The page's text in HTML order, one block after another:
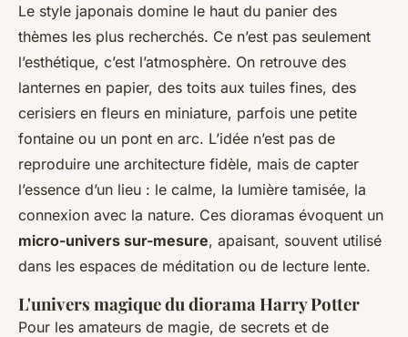
Le style japonais domine le haut du panier des
thèmes les plus recherchés. Ce n’est pas seulement
l’esthétique, c’est l’atmosphère. On retrouve des
lanternes en papier, des toits aux tuiles fines, des
cerisiers en fleurs en miniature, parfois une petite
fontaine ou un pont en arc. L’idée n’est pas de
reproduire une architecture fidèle, mais de capter
l’essence d’un lieu : le calme, la lumière tamisée, la
connexion avec la nature. Ces dioramas évoquent un
micro-univers sur-mesure, apaisant, souvent utilisé
dans les espaces de méditation ou de lecture lente.
L'univers magique du diorama Harry Potter
Pour les amateurs de magie, de secrets et de